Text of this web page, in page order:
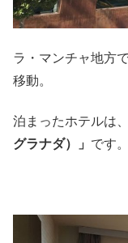
ラ・マンチャ地方
移動。
泊まったホテルは、
グラナダ）」 です。